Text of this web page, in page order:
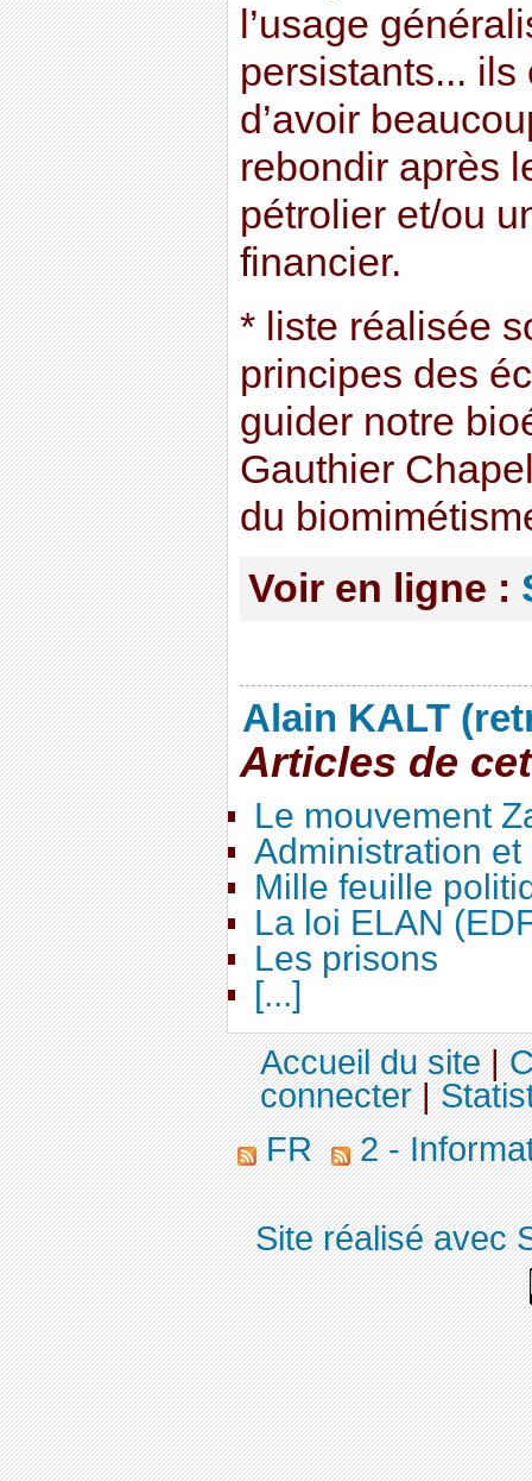
l’usage
persistants... ils
d’avoir
rebondir après
pétrolier et/ou
financier.
* liste réalisée
principes des
guider notre
Gauthier
du
Voir en ligne :
Alain KALT
Articles de
Le mouvement
Administration
Mille feuille
La loi ELAN
Les prisons
[...]
Accueil du site|
connecter|
FR
2 -
Site réalisé avec